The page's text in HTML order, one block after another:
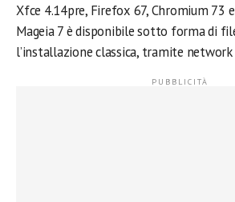
Xfce 4.14pre, Firefox 67, Chromium 73 e
Mageia 7 è disponibile sotto forma di
l’installazione classica, tramite network